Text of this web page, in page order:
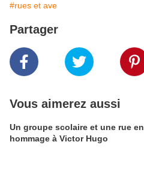
#rues et ave
Partager
Vous aimerez aussi
Un groupe scolaire et une rue en
hommage à Victor Hugo